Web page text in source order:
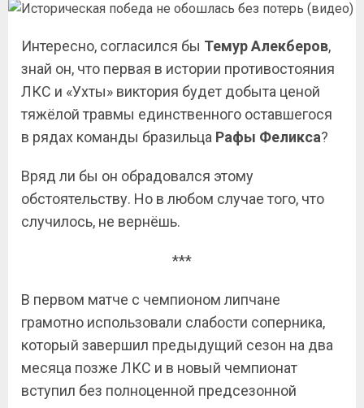
Интересно, согласился бы Темур Алекберов,
знай он, что первая в истории противостояния
ЛКС и «Ухты» виктория будет добыта ценой
тяжёлой травмы единственного оставшегося
в рядах команды бразильца Рафы Феликса?
Вряд ли бы он обрадовался этому
обстоятельству. Но в любом случае того, что
случилось, не вернёшь.
***
В первом матче с чемпионом липчане
грамотно использовали слабости соперника,
который завершил предыдущий сезон на два
месяца позже ЛКС и в новый чемпионат
вступил без полноценной предсезонной